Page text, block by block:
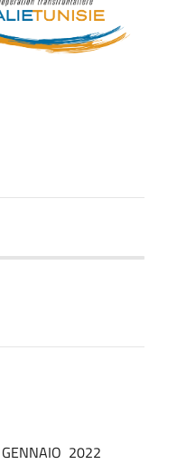
GENNAIO 2022